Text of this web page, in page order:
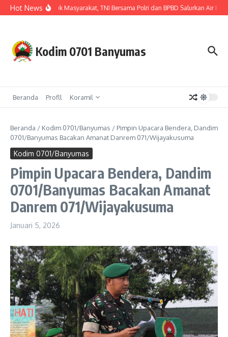
Lewati ke konten
Hot News
Hadir untuk Masyarakat, TNI Bersama Polri dan BPBD Salurkan Air
Kodim 0701 Banyumas
Beranda Profll Koramil
Beranda / Kodim 0701/Banyumas / Pimpin Upacara Bendera, Dandim
0701/Banyumas Bacakan Amanat Danrem 071/Wijayakusuma
Kodim 0701/Banyumas
Pimpin Upacara Bendera, Dandim
0701/Banyumas Bacakan Amanat
Danrem 071/Wijayakusuma
Januari 5, 2026